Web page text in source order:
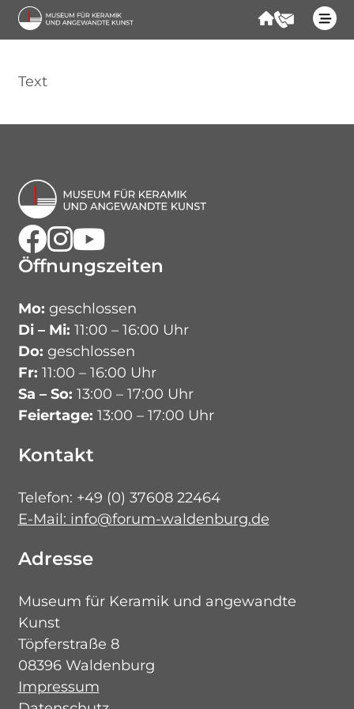
ForumKontakt
Start
Kontakt
Text
Facebook
Instagram
Youtube
Öffnungszeiten
Mo: geschlossen
Di – Mi: 11:00 – 16:00 Uhr
Do: geschlossen
Fr: 11:00 – 16:00 Uhr
Sa – So: 13:00 – 17:00 Uhr
Feiertage: 13:00 – 17:00 Uhr
Kontakt
Telefon: +49 (0) 37608 22464
E-Mail: info@forum-waldenburg.de
Adresse
Museum für Keramik und angewandte
Kunst
Töpferstraße 8
08396 Waldenburg
Impressum